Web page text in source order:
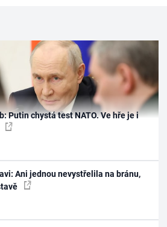
Putin chystá test NATO. Ve hře je i
Ani jednou nevystřelila na bránu,